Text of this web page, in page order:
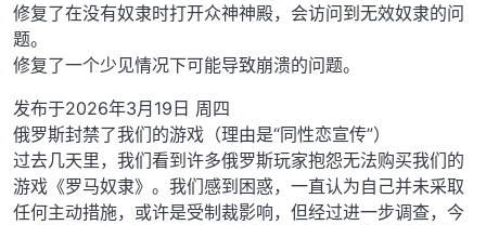
修复了在没有奴隶时打开众神神殿，会访问到无效奴隶的问
题。
修复了一个少见情况下可能导致崩溃的问题。
发布于2026年3月19日 周四
俄罗斯封禁了我们的游戏（理由是“同性恋宣传”）
过去几天里，我们看到许多俄罗斯玩家抱怨无法购买我们的
游戏《罗马奴隶》。我们感到困惑，一直认为自己并未采取
任何主动措施，或许是受制裁影响，但经过进一步调查，今